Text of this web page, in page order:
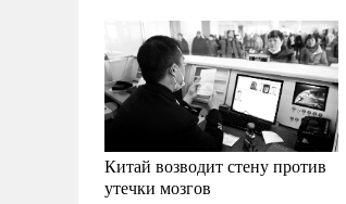
Китай возводит стену против
утечки мозгов